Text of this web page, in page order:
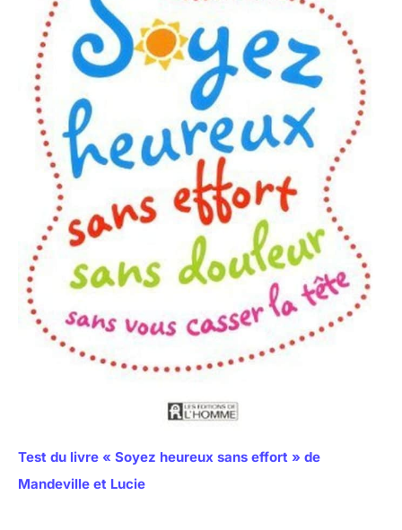
Test du livre « Soyez heureux sans effort » de
Mandeville et Lucie